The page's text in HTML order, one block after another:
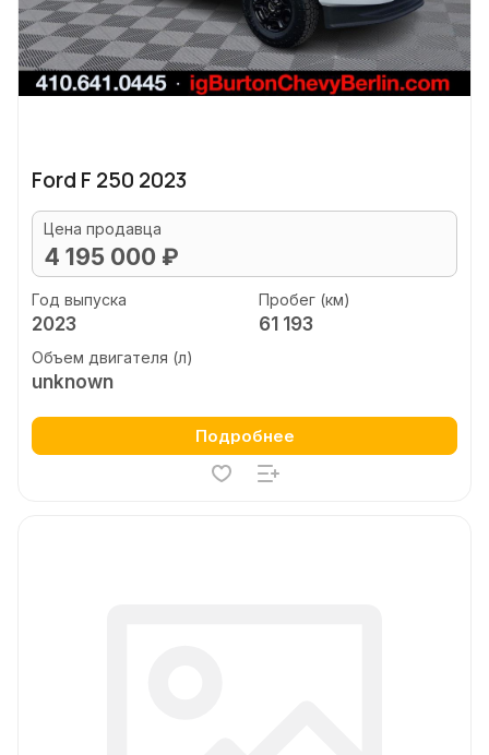
Ford F 250 2023
Цена продавца
4 195 000 ₽
Год выпуска
2023
Пробег (км)
61 193
Объем двигателя (л)
unknown
Подробнее